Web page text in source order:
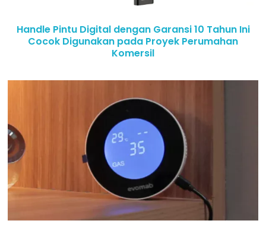
Handle Pintu Digital dengan Garansi 10 Tahun Ini
Cocok Digunakan pada Proyek Perumahan
Komersil